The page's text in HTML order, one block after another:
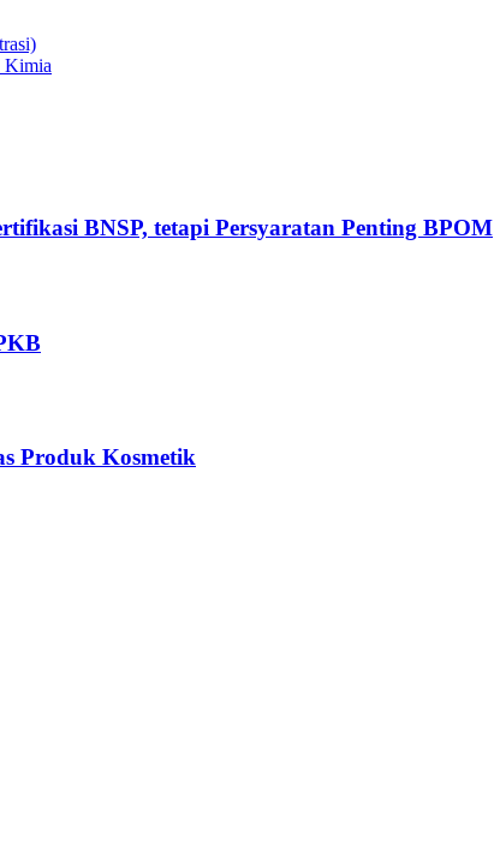
Kimia
BNSP, tetapi Persyaratan Penting BPOM
Produk Kosmetik